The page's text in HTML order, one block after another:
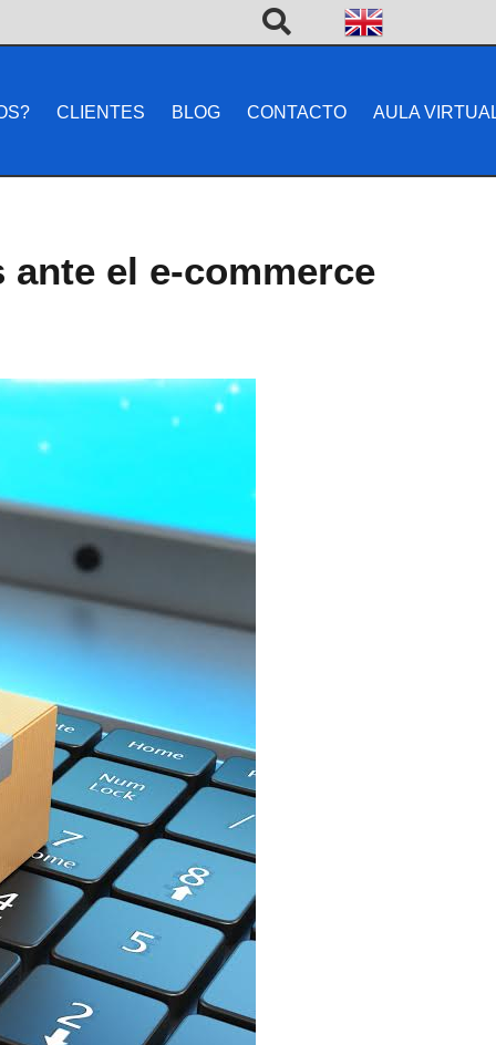
CLIENTES BLOG CONTACTO AULA
el e-commerce